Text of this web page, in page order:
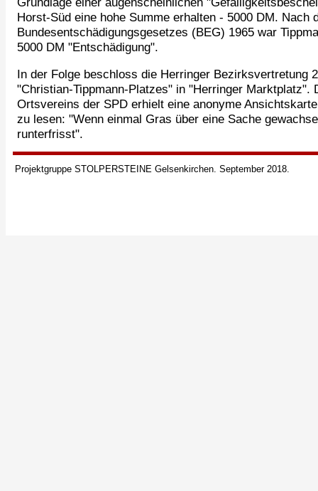
Horst-Süd eine hohe Summe erhalten - 5000 DM. Nach
Bundesentschädigungsgesetzes (BEG) 1965 war
5000 DM "Entschädigung".
In der Folge beschloss die Herringer Bezirksvertretung
"Christian-Tippmann-Platzes" in "Herringer
Ortsvereins der SPD erhielt eine anonyme
zu lesen: "Wenn einmal Gras über eine Sache
runterfrisst".
Projektgruppe STOLPERSTEINE Gelsenkirchen. September 2018.